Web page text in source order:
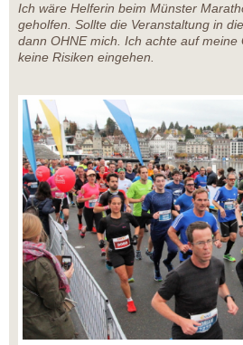
Ich wäre Helferin beim Münster
geholfen. Sollte die Veranstaltung in
dann OHNE mich. Ich achte auf
keine Risiken eingehen.